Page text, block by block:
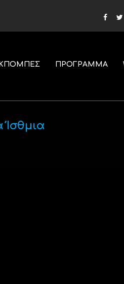
ΠΡΟΓΡΑΜΜΑ